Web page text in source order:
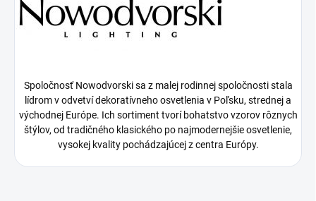
Spoločnosť Nowodvorski sa z malej rodinnej spoločnosti stala
lídrom v odvetví dekoratívneho osvetlenia v Poľsku, strednej a
východnej Európe. Ich sortiment tvorí bohatstvo vzorov rôznych
štýlov, od tradičného klasického po najmodernejšie osvetlenie,
vysokej kvality pochádzajúcej z centra Európy.